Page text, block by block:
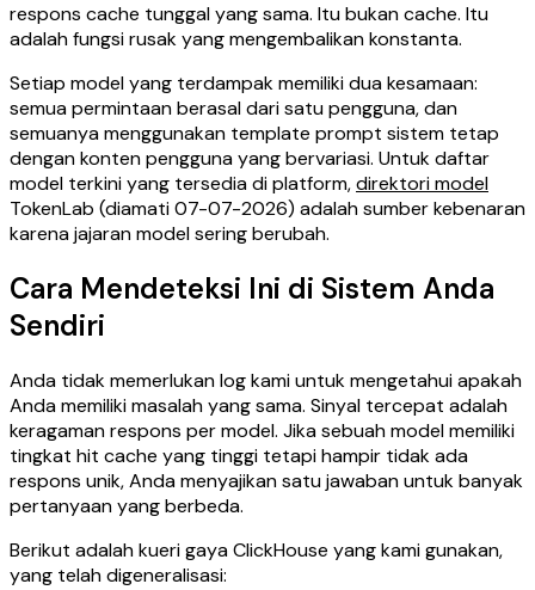
respons cache tunggal yang sama. Itu bukan cache. Itu
adalah fungsi rusak yang mengembalikan konstanta.
Setiap model yang terdampak memiliki dua kesamaan:
semua permintaan berasal dari satu pengguna, dan
semuanya menggunakan template prompt sistem tetap
dengan konten pengguna yang bervariasi. Untuk daftar
model terkini yang tersedia di platform,direktori model
TokenLab (diamati 07-07-2026) adalah sumber kebenaran
karena jajaran model sering berubah.
Cara Mendeteksi Ini di Sistem Anda
Sendiri
Anda tidak memerlukan log kami untuk mengetahui apakah
Anda memiliki masalah yang sama. Sinyal tercepat adalah
keragaman respons per model. Jika sebuah model memiliki
tingkat hit cache yang tinggi tetapi hampir tidak ada
respons unik, Anda menyajikan satu jawaban untuk banyak
pertanyaan yang berbeda.
Berikut adalah kueri gaya ClickHouse yang kami gunakan,
yang telah digeneralisasi: